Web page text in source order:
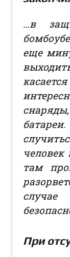
…в
еще
человек
там
При